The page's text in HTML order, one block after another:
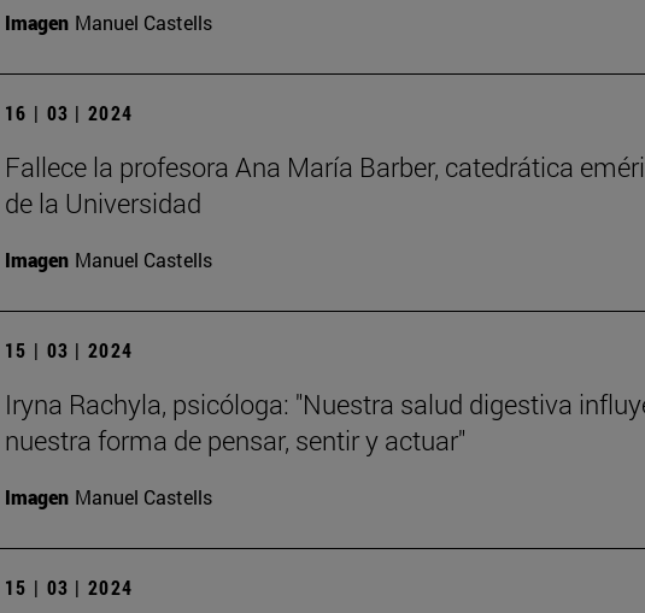
Imagen Manuel Castells
16 | 03 | 2024
Fallece la profesora Ana María Barber, catedrática
de la Universidad
Imagen Manuel Castells
15 | 03 | 2024
Iryna Rachyla, psicóloga: "Nuestra salud digestiva
nuestra forma de pensar, sentir y actuar"
Imagen Manuel Castells
15 | 03 | 2024